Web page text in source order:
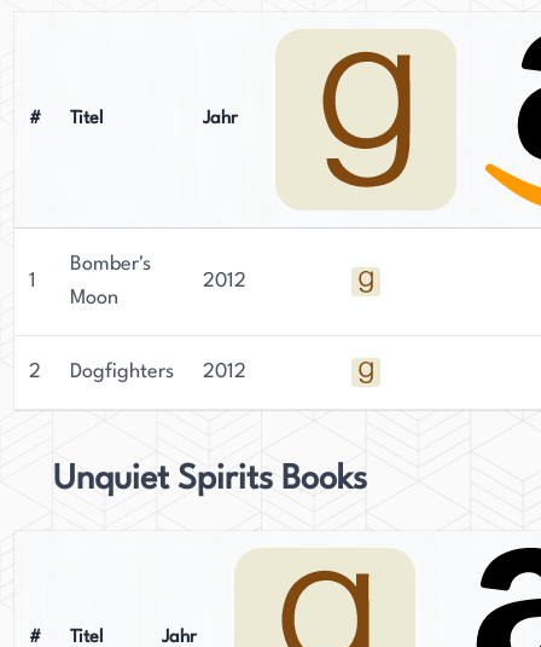
# Titel Jahr
1
Bomber's
Moon
2012
2 Dogfighters 2012
Unquiet Spirits Books
# Titel Jahr